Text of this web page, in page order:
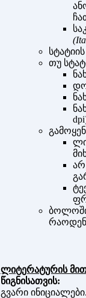
თუ
არ
ბოლოში
ლიტერატურის
წიგნისათვის:
გვარი